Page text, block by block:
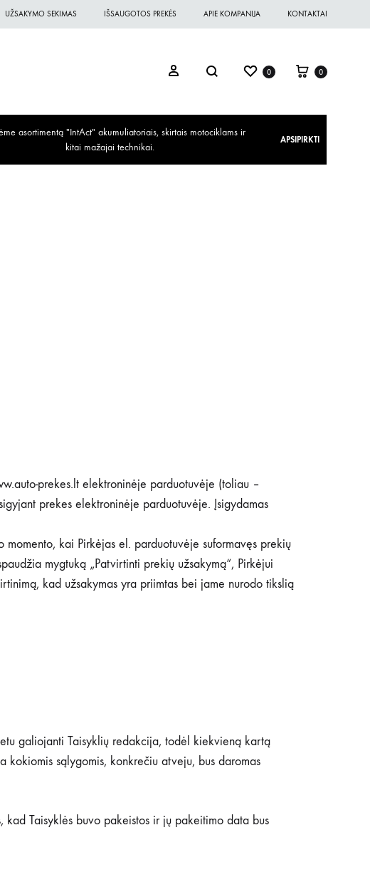
UŽSAKYMO SEKIMAS IŠSAUGOTOS PREKĖS APIE KOMPANIJA KONTAKTAI
0 0
asortimentą "IntAct" akumuliatoriais, skirtais motociklams ir
kitai mažajai technikai.
APSIPIRKTI
prekes.lt elektroninėje parduotuvėje (toliau –
prekes elektroninėje parduotuvėje. Įsigydamas
kai Pirkėjas el. parduotuvėje suformavęs prekių
mygtuką „Patvirtinti prekių užsakymą“, Pirkėjui
kad užsakymas yra priimtas bei jame nurodo tikslią
galiojanti Taisyklių redakcija, todėl kiekvieną kartą
kokiomis sąlygomis, konkrečiu atveju, bus daromas
kad Taisyklės buvo pakeistos ir jų pakeitimo data bus